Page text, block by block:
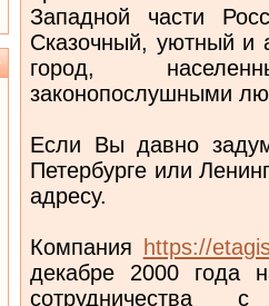
Западной части
Сказочный, уютный и
город,
законопослушными
Если Вы давно
Петербурге или
адресу.
Компания https://
декабре 2000 года
сотрудничества